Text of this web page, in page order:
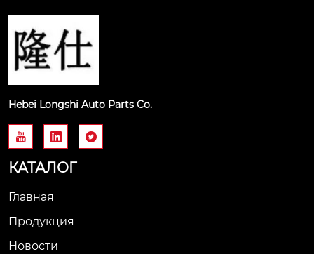
Hebei Longshi Auto Parts Co.
  
КАТАЛОГ
Главная
Продукция
Новости